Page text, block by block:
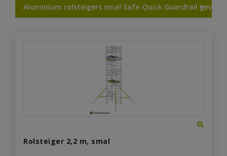
Aluminium rolsteigers smal Safe-Quick Guardrail
Rolsteiger 2,2 m, smal